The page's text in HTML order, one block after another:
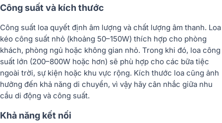
Công suất và kích thước
Công suất loa quyết định âm lượng và chất lượng âm thanh. Loa
kéo công suất nhỏ (khoảng 50–150W) thích hợp cho phòng
khách, phòng ngủ hoặc không gian nhỏ. Trong khi đó, loa công
suất lớn (200–800W hoặc hơn) sẽ phù hợp cho các bữa tiệc
ngoài trời, sự kiện hoặc khu vực rộng. Kích thước loa cũng ảnh
hưởng đến khả năng di chuyển, vì vậy hãy cân nhắc giữa nhu
cầu di động và công suất.
Khả năng kết nối